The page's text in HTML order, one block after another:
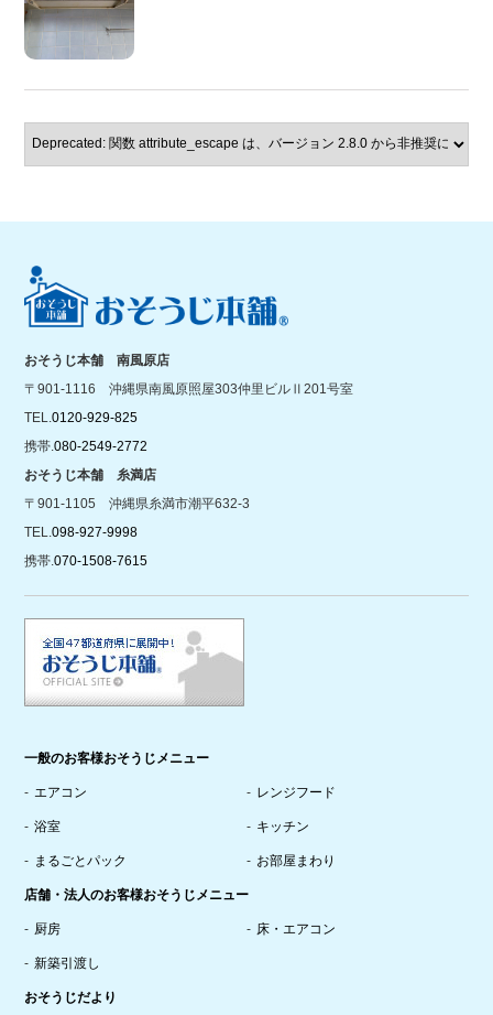
おそうじ本舗 南風原店
〒901-1116 沖縄県南風原照屋303仲里ビルⅡ201号室
TEL.0120-929-825
携帯.080-2549-2772
おそうじ本舗 糸満店
〒901-1105 沖縄県糸満市潮平632-3
TEL.098-927-9998
携帯.070-1508-7615
一般のお客様おそうじメニュー
エアコン レンジフード
浴室 キッチン
まるごとパック お部屋まわり
店舗・法人のお客様おそうじメニュー
厨房 床・エアコン
新築引渡し
おそうじだより